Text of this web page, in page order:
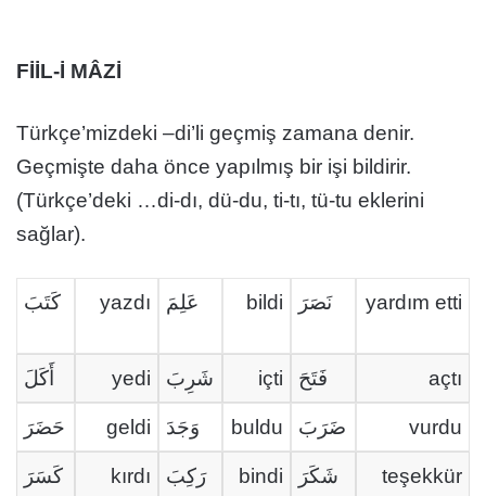
FİİL-İ MÂZİ
Türkçe’mizdeki –di’li geçmiş zamana denir.
Geçmişte daha önce yapılmış bir işi bildirir.
(Türkçe’deki …di-dı, dü-du, ti-tı, tü-tu eklerini
sağlar).
كَتَبَ yazdı عَلِمَ bildi نَصَرَ yardım etti
أَكَلَ yedi شَرِبَ içti فَتَحَ açtı
حَضَرَ geldi وَجَدَ buldu ضَرَبَ vurdu
كَسَرَ kırdı رَكِبَ bindi شَكَرَ
teşekkür